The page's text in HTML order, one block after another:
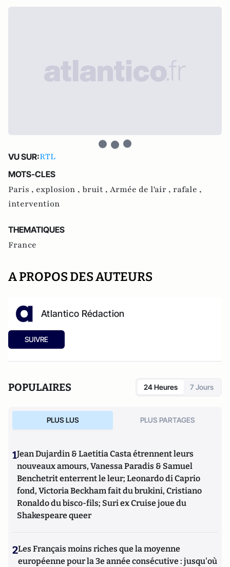
VU SUR:RTL
MOTS-CLES
Paris , explosion , bruit , Armée de l'air , rafale ,
intervention
THEMATIQUES
France
A PROPOS DES AUTEURS
Atlantico Rédaction
SUIVRE
POPULAIRES 24 Heures 7 Jours
PLUS LUS PLUS PARTAGES
1Jean Dujardin & Laetitia Casta étrennent leurs
nouveaux amours, Vanessa Paradis & Samuel
Benchetrit enterrent le leur; Leonardo di Caprio
fond, Victoria Beckham fait du brukini, Cristiano
Ronaldo du bisco-fils; Suri ex Cruise joue du
Shakespeare queer
2Les Français moins riches que la moyenne
européenne pour la 3e année consécutive : jusqu'où